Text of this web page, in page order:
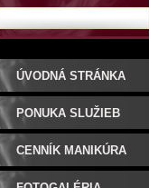
ÚVODNÁ STRÁNKA
PONUKA SLUŽIEB
CENNÍK MANIKÚRA